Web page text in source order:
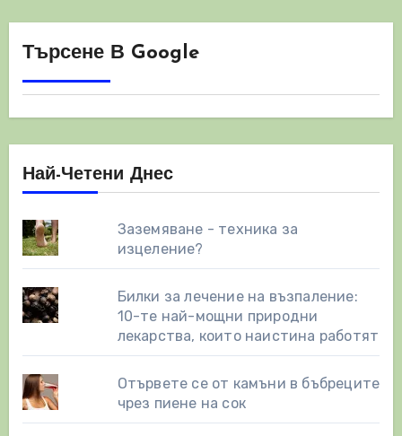
Търсене В Google
Най-Четени Днес
Заземяване - техника за
изцеление?
Билки за лечение на възпаление:
10-те най-мощни природни
лекарства, които наистина работят
Отървете се от камъни в бъбреците
чрез пиене на сок